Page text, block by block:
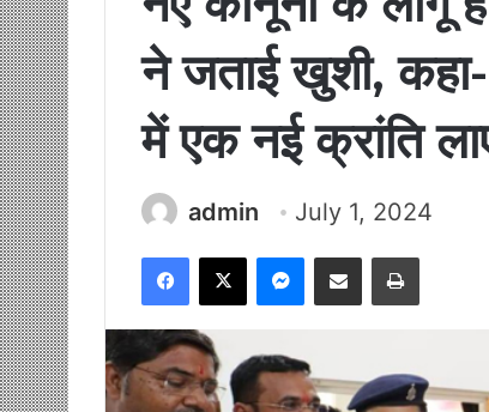
ने जताई खुशी, कहा-
में एक नई क्रांति
admin July 1, 2024
Facebook
X Messenger
Share via Email Print